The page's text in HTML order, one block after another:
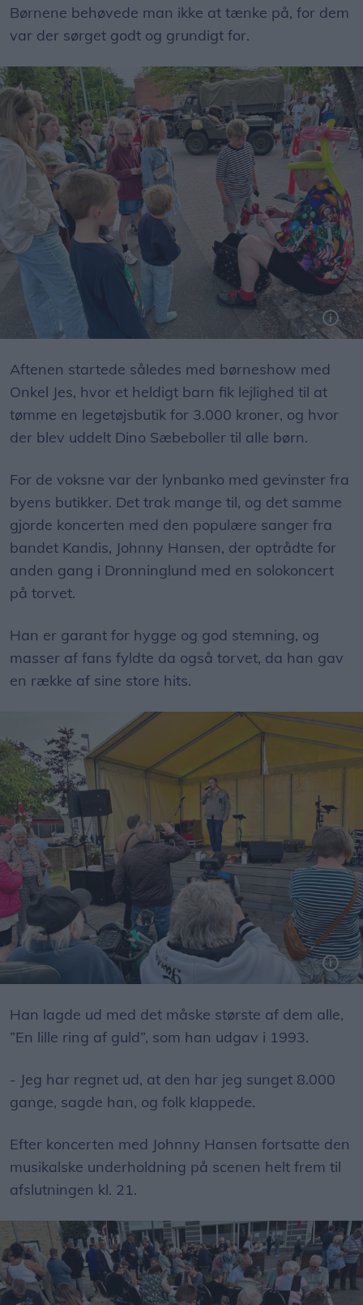
Børnene behøvede man ikke at tænke på, for dem
var der sørget godt og grundigt for.
Aftenen startede således med børneshow med
Onkel Jes, hvor et heldigt barn fik lejlighed til at
tømme en legetøjsbutik for 3.000 kroner, og hvor
der blev uddelt Dino Sæbeboller til alle børn.
For de voksne var der lynbanko med gevinster fra
byens butikker. Det trak mange til, og det samme
gjorde koncerten med den populære sanger fra
bandet Kandis, Johnny Hansen, der optrådte for
anden gang i Dronninglund med en solokoncert
på torvet.
Han er garant for hygge og god stemning, og
masser af fans fyldte da også torvet, da han gav
en række af sine store hits.
Han lagde ud med det måske største af dem alle,
”En lille ring af guld”, som han udgav i 1993.
- Jeg har regnet ud, at den har jeg sunget 8.000
gange, sagde han, og folk klappede.
Efter koncerten med Johnny Hansen fortsatte den
musikalske underholdning på scenen helt frem til
afslutningen kl. 21.